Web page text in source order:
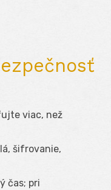
viac, než
šifrovanie,
čas; pri